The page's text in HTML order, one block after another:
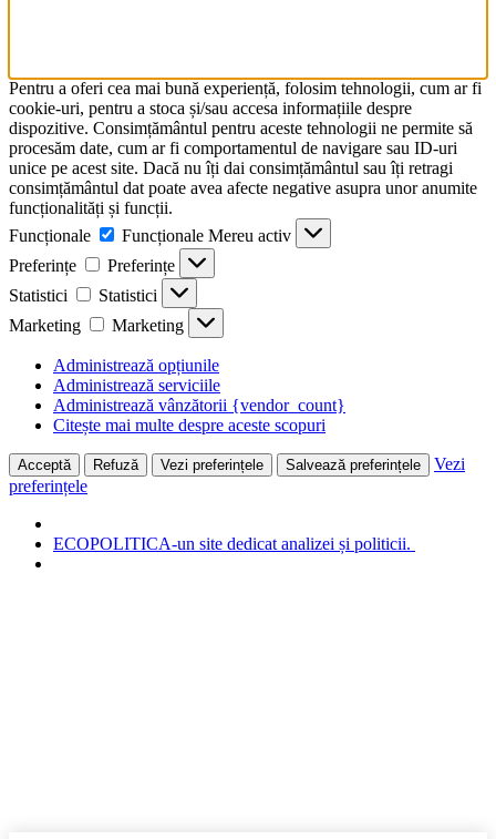
Pentru a oferi cea mai bună experiență, folosim tehnologii, cum ar fi
cookie-uri, pentru a stoca și/sau accesa informațiile despre
dispozitive. Consimțământul pentru aceste tehnologii ne permite să
procesăm date, cum ar fi comportamentul de navigare sau ID-uri
unice pe acest site. Dacă nu îți dai consimțământul sau îți retragi
consimțământul dat poate avea afecte negative asupra unor anumite
funcționalități și funcții.
Funcționale
Funcționale Mereu activ
Preferințe
Preferințe
Statistici
Statistici
Marketing
Marketing
Administrează opțiunile
Administrează serviciile
Administrează vânzătorii {vendor_count}
Citește mai multe despre aceste scopuri
Acceptă Refuză Vezi preferințele Salvează preferințele
Vezi
preferințele
ECOPOLITICA-un site dedicat analizei și politicii.